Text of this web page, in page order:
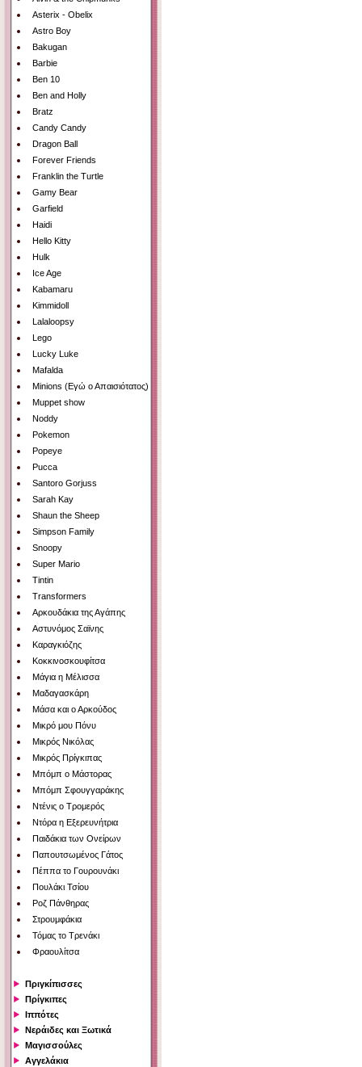
Asterix - Obelix
Astro Boy
Bakugan
Barbie
Ben 10
Ben and Holly
Bratz
Candy Candy
Dragon Ball
Forever Friends
Franklin the Turtle
Gamy Bear
Garfield
Haidi
Hello Kitty
Hulk
Ice Age
Kabamaru
Kimmidoll
Lalaloopsy
Lego
Lucky Luke
Mafalda
Minions (Εγώ ο Απαισιότατος)
Muppet show
Noddy
Pokemon
Popeye
Pucca
Santoro Gorjuss
Sarah Kay
Shaun the Sheep
Simpson Family
Snoopy
Super Mario
Tintin
Transformers
Αρκουδάκια της Αγάπης
Αστυνόμος Σαϊνης
Καραγκιόζης
Κοκκινοσκουφίτσα
Μάγια η Μέλισσα
Μαδαγασκάρη
Μάσα και ο Αρκούδος
Μικρό μου Πόνυ
Μικρός Νικόλας
Μικρός Πρίγκιπας
Μπόμπ ο Μάστορας
Μπόμπ Σφουγγαράκης
Ντένις ο Τρομερός
Ντόρα η Εξερευνήτρια
Παιδάκια των Ονείρων
Παπουτσωμένος Γάτος
Πέππα το Γουρουνάκι
Πουλάκι Τσίου
Ροζ Πάνθηρας
Στρουμφάκια
Τόμας το Τρενάκι
Φραουλίτσα
Πριγκίπισσες
Πρίγκιπες
Ιππότες
Νεράιδες και Ξωτικά
Μαγισσούλες
Αγγελάκια